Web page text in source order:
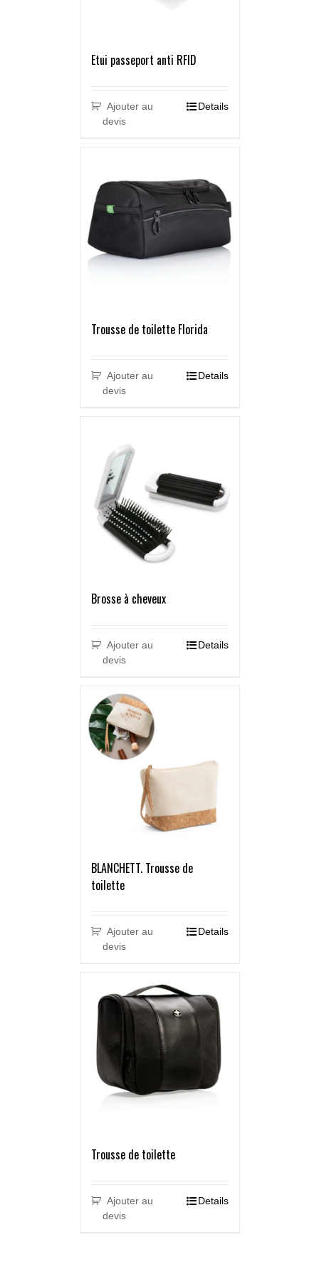
Etui passeport anti RFID
Ajouter au
devis
Details
Trousse de toilette Florida
Ajouter au
devis
Details
Brosse à cheveux
Ajouter au
devis
Details
BLANCHETT. Trousse de
toilette
Ajouter au
devis
Details
Trousse de toilette
Ajouter au
devis
Details